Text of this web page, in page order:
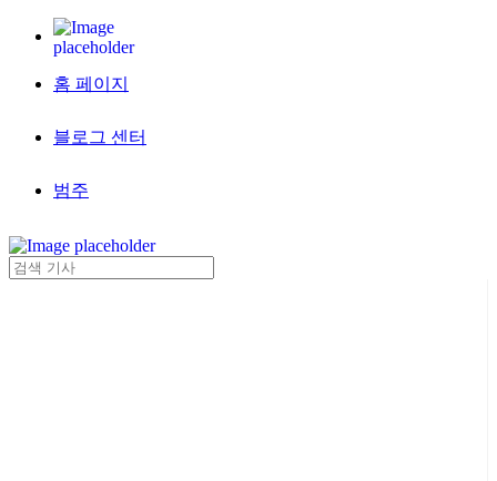
홈 페이지
블로그 센터
범주